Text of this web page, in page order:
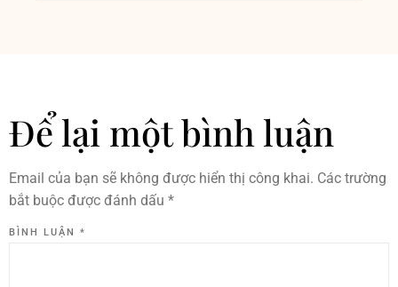
Để lại một bình luận
Email của bạn sẽ không được hiển thị công khai. Các trường
bắt buộc được đánh dấu *
BÌNH LUẬN *